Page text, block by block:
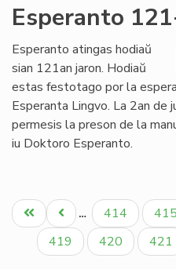
Esperanto
Esperanto atingas hodiaŭ
sian 121an jaron. Hodiaŭ
estas festotago por la
Esperanta Lingvo. La 2an de
permesis la preson de la
iu Doktoro Esperanto.
Pagination
Unua
paĝo
Antaŭa
paĝo
… Paĝo
414 Paĝo
415
Paĝo
419 Paĝo
420 Paĝo
421